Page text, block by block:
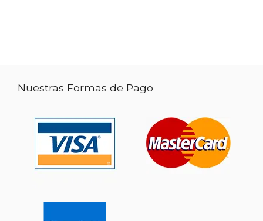
Nuestras Formas de Pago